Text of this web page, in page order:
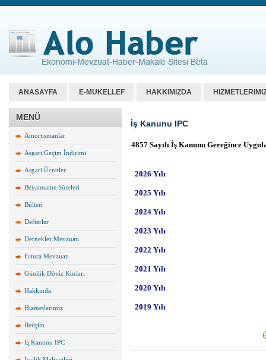
ANASAYFA E-MUKELLEF HAKKIMIZDA
MENÜ
Amortismanlar
Asgari Geçim İndirimi
Asgari Ücretler
Beyanname Süreleri
Bülten
Defterler
Dernekler Mevzuatı
Fatura Mevzuatı
Günlük Döviz Kurları
Hakkında
Hizmetlerimiz
İletişim
İş Kanunu IPC
İş Kanunu IPC